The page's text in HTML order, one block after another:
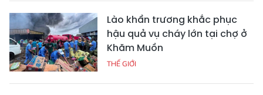
Lào khẩn trương khắc phục
hậu quả vụ cháy lớn tại chợ ở
Khăm Muồn
THẾ GIỚI